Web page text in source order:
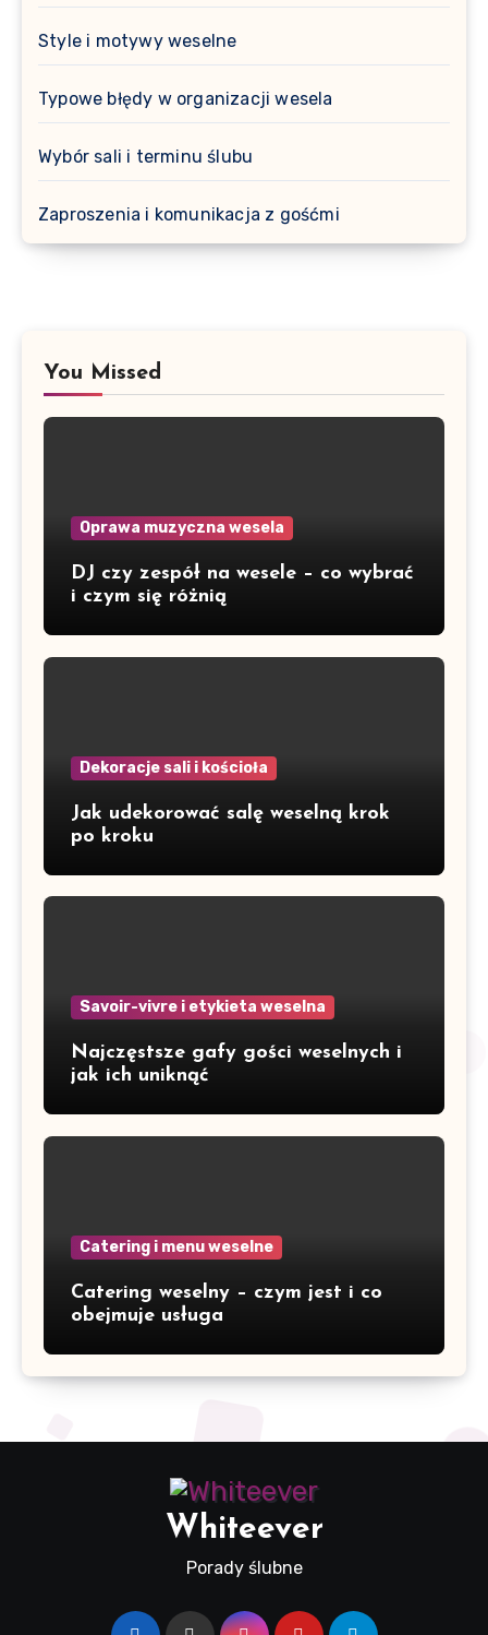
Style i motywy weselne
Typowe błędy w organizacji wesela
Wybór sali i terminu ślubu
Zaproszenia i komunikacja z gośćmi
You Missed
Oprawa muzyczna wesela
DJ czy zespół na wesele – co wybrać
i czym się różnią
Dekoracje sali i kościoła
Jak udekorować salę weselną krok
po kroku
Savoir-vivre i etykieta weselna
Najczęstsze gafy gości weselnych i
jak ich uniknąć
Catering i menu weselne
Catering weselny – czym jest i co
obejmuje usługa
Whiteever
Porady ślubne